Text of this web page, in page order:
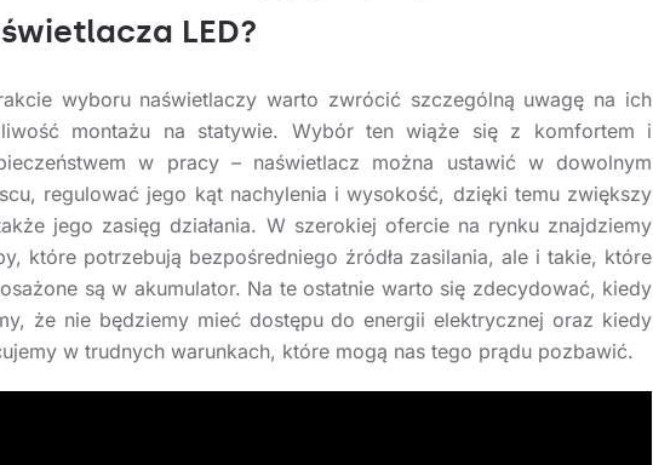
LED?
wyboru naświetlaczy warto zwrócić szczególną uwagę na ich
montażu na statywie. Wybór ten wiąże się z komfortem i
w pracy – naświetlacz można ustawić w dowolnym
regulować jego kąt nachylenia i wysokość, dzięki temu zwiększy
jego zasięg działania. W szerokiej ofercie na rynku znajdziemy
które potrzebują bezpośredniego źródła zasilania, ale i takie, które
są w akumulator. Na te ostatnie warto się zdecydować, kiedy
że nie będziemy mieć dostępu do energii elektrycznej oraz kiedy
w trudnych warunkach, które mogą nas tego prądu pozbawić.